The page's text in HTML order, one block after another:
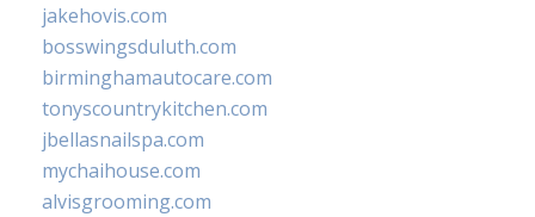
jakehovis.com
bosswingsduluth.com
birminghamautocare.com
tonyscountrykitchen.com
jbellasnailspa.com
mychaihouse.com
alvisgrooming.com